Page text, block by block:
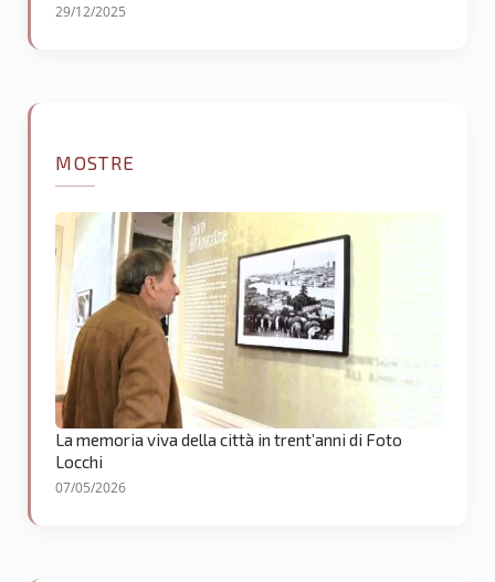
29/12/2025
MOSTRE
La memoria viva della città in trent’anni di Foto
Locchi
07/05/2026